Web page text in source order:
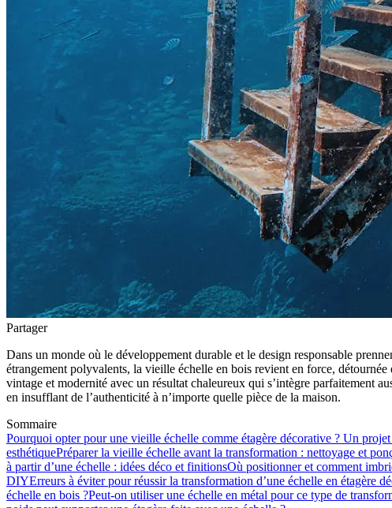
Partager
Dans un monde où le développement durable et le design responsable
étrangement polyvalents, la vieille échelle en bois revient en force,
vintage et modernité avec un résultat chaleureux qui s’intègre parfaitement
en insufflant de l’authenticité à n’importe quelle pièce de la maison.
Sommaire
Pourquoi opter pour une vieille échelle comme étagère décorative ? Un
esthétiquePréparer la vieille échelle avant la transformation : nettoyage et
à partir d’une échelle : idées déco et finitionsOù positionner et comment
DIYErreurs à éviter pour réussir la transformation d’une échelle en étagère
échelle en bois ?Peut-on utiliser une échelle en métal pour ce type de